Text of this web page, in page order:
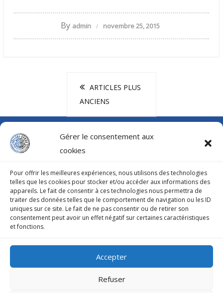
Gérer le consentement aux
cookies
Pour offrir les meilleures expériences, nous utilisons des technologies
telles que les cookies pour stocker et/ou accéder aux informations des
appareils. Le fait de consentir à ces technologies nous permettra de
traiter des données telles que le comportement de navigation ou les ID
uniques sur ce site. Le fait de ne pas consentir ou de retirer son
consentement peut avoir un effet négatif sur certaines caractéristiques
et fonctions.
Accepter
Refuser
By admin novembre 25, 2015
ARTICLES PLUS
ANCIENS
B.P.33 HIVA-OA 98741 Atuona
Secrétariat : 40 917 070
Mentions légales